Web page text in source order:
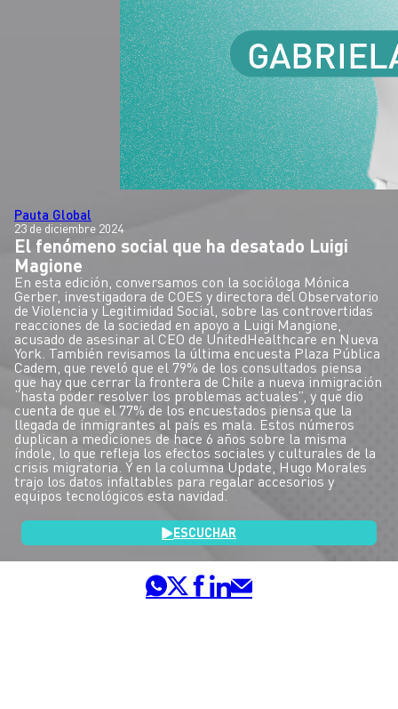
Pauta Global
23 de diciembre 2024
El fenómeno social que ha desatado Luigi
Magione
En esta edición, conversamos con la socióloga Mónica
Gerber, investigadora de COES y directora del Observatorio
de Violencia y Legitimidad Social, sobre las controvertidas
reacciones de la sociedad en apoyo a Luigi Mangione,
acusado de asesinar al CEO de UnitedHealthcare en Nueva
York. También revisamos la última encuesta Plaza Pública
Cadem, que reveló que el 79% de los consultados piensa
que hay que cerrar la frontera de Chile a nueva inmigración
“hasta poder resolver los problemas actuales”, y que dio
cuenta de que el 77% de los encuestados piensa que la
llegada de inmigrantes al país es mala. Estos números
duplican a mediciones de hace 6 años sobre la misma
índole, lo que refleja los efectos sociales y culturales de la
crisis migratoria. Y en la columna Update, Hugo Morales
trajo los datos infaltables para regalar accesorios y
equipos tecnológicos esta navidad.
ESCUCHAR